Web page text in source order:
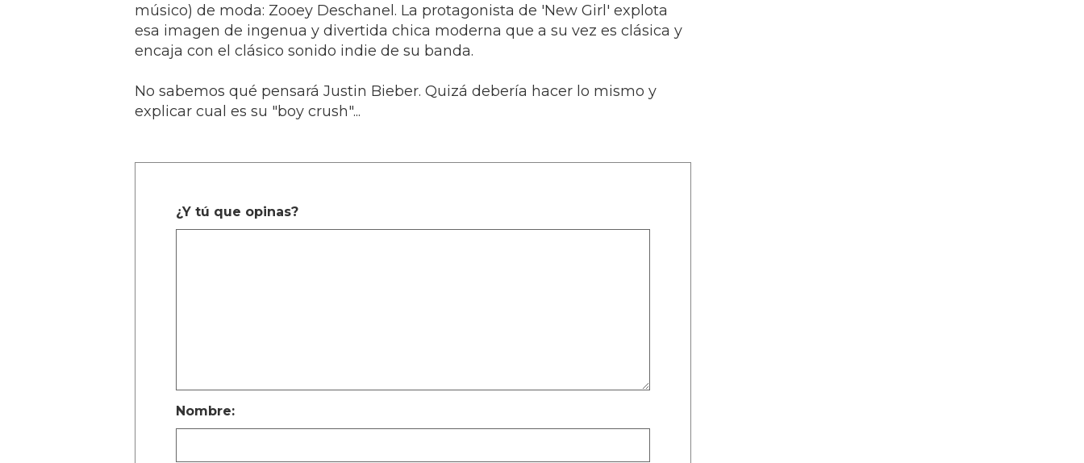
músico) de moda: Zooey Deschanel. La protagonista de 'New Girl' explota
esa imagen de ingenua y divertida chica moderna que a su vez es clásica y
encaja con el clásico sonido indie de su banda.
No sabemos qué pensará Justin Bieber. Quizá debería hacer lo mismo y
explicar cual es su "boy crush"...
¿Y tú que opinas?
Nombre: